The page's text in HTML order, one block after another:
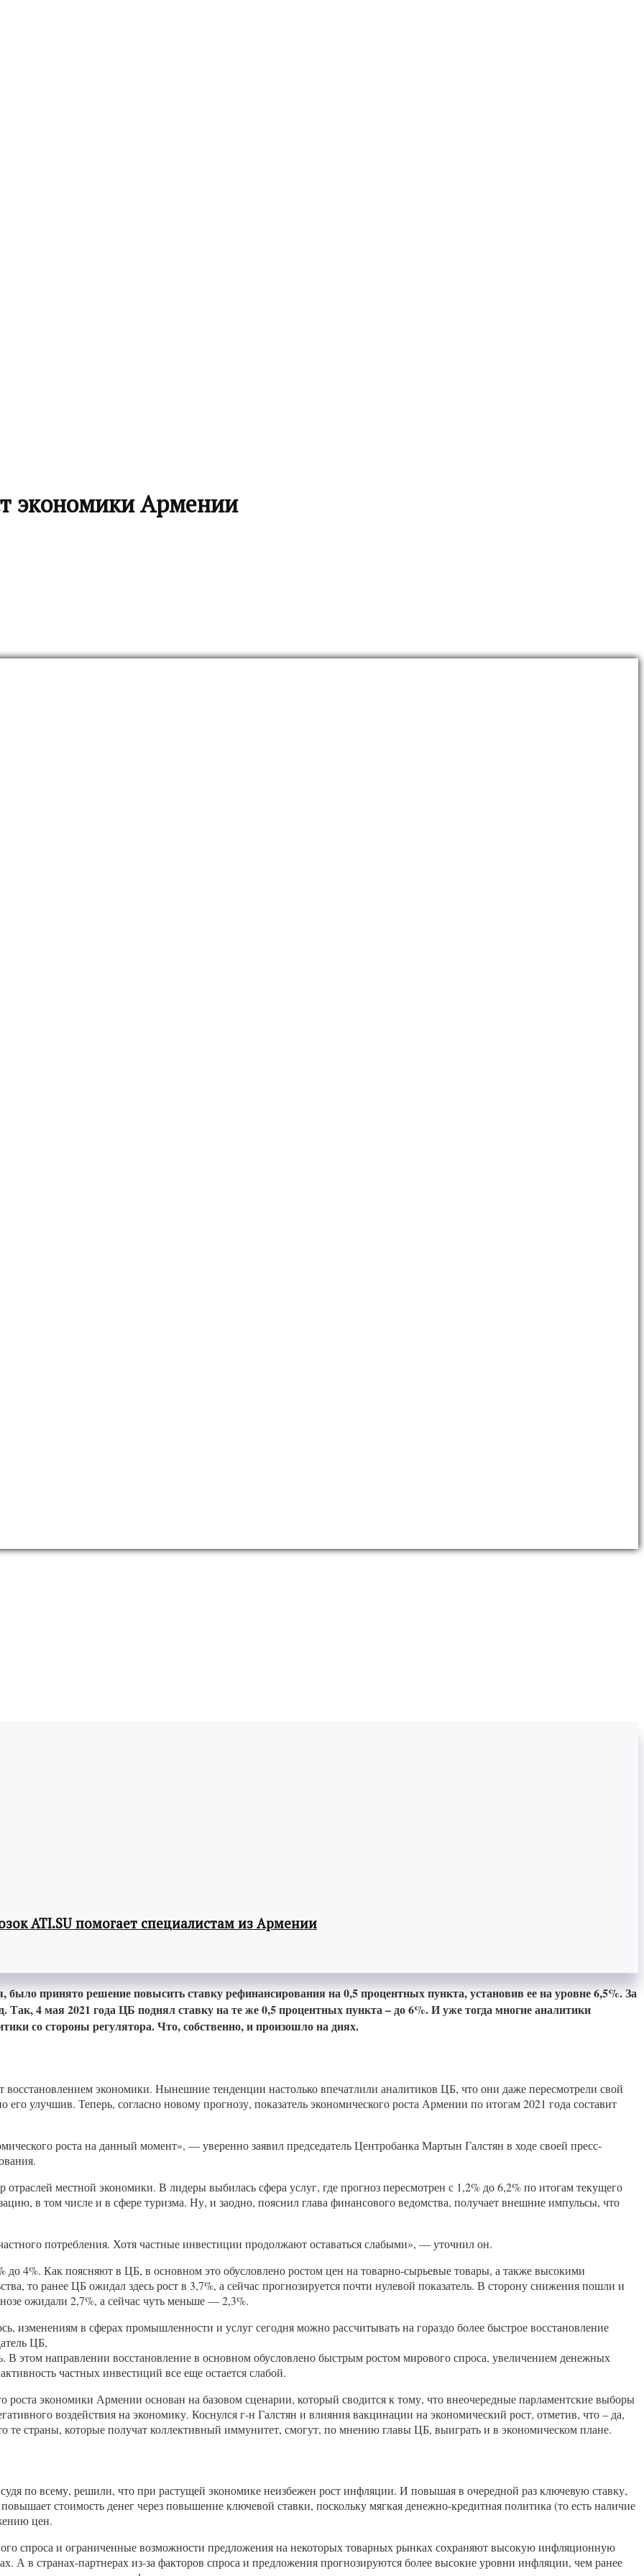
экономики Армении
ATI.SU помогает специалистам из Армении
принято решение повысить ставку рефинансирования на 0,5 процентных пункта, установив ее на уровне 6,5%. За
Так, 4 мая 2021 года ЦБ поднял ставку на те же 0,5 процентных пункта – до 6%. И уже тогда многие аналитики
со стороны регулятора. Что, собственно, и произошло на днях.
экономики. Нынешние тенденции настолько впечатлили аналитиков ЦБ, что они даже пересмотрели свой
улучшив. Теперь, согласно новому прогнозу, показатель экономического роста Армении по итогам 2021 года составит
роста на данный момент», — уверенно заявил председатель Центробанка Мартын Галстян в ходе своей пресс-
местной экономики. В лидеры выбилась сфера услуг, где прогноз пересмотрен с 1,2% до 6,2% по итогам текущего
в том числе и в сфере туризма. Ну, и заодно, пояснил глава финансового ведомства, получает внешние импульсы, что
потребления. Хотя частные инвестиции продолжают оставаться слабыми», — уточнил он.
до 4%. Как поясняют в ЦБ, в основном это обусловлено ростом цен на товарно-сырьевые товары, а также высокими
то ранее ЦБ ожидал здесь рост в 3,7%, а сейчас прогнозируется почти нулевой показатель. В сторону снижения пошли и
ожидали 2,7%, а сейчас чуть меньше — 2,3%.
изменениям в сферах промышленности и услуг сегодня можно рассчитывать на гораздо более быстрое восстановление
ЦБ,
В этом направлении восстановление в основном обусловлено быстрым ростом мирового спроса, увеличением денежных
частных инвестиций все еще остается слабой.
экономики Армении основан на базовом сценарии, который сводится к тому, что внеочередные парламентские выборы
воздействия на экономику. Коснулся г-н Галстян и влияния вакцинации на экономический рост, отметив, что – да,
те страны, которые получат коллективный иммунитет, смогут, по мнению главы ЦБ, выиграть и в экономическом плане.
по всему, решили, что при растущей экономике неизбежен рост инфляции. И повышая в очередной раз ключевую ставку,
стоимость денег через повышение ключевой ставки, поскольку мягкая денежно-кредитная политика (то есть наличие
цен.
спроса и ограниченные возможности предложения на некоторых товарных рынках сохраняют высокую инфляционную
А в странах-партнерах из-за факторов спроса и предложения прогнозируются более высокие уровни инфляции, чем ранее